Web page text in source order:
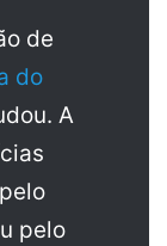
de
do
A
pelo